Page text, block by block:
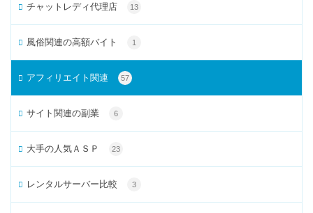
チャットレディ代理店 13
風俗関連の高額バイト 1
アフィリエイト関連 57
サイト関連の副業 6
大手の人気ＡＳＰ 23
レンタルサーバー比較 3